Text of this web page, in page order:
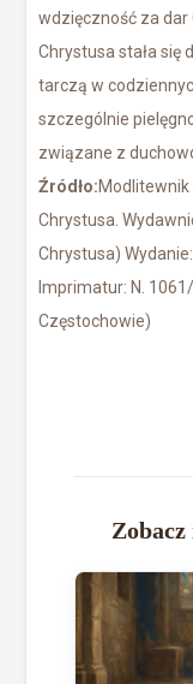
wdzięczność za dar
Chrystusa stała się
tarczą w
szczególnie
związane z
Źródło:Modlitewnik
Chrystusa.
Chrystusa)
Imprimatur: N.
Częstochowie)